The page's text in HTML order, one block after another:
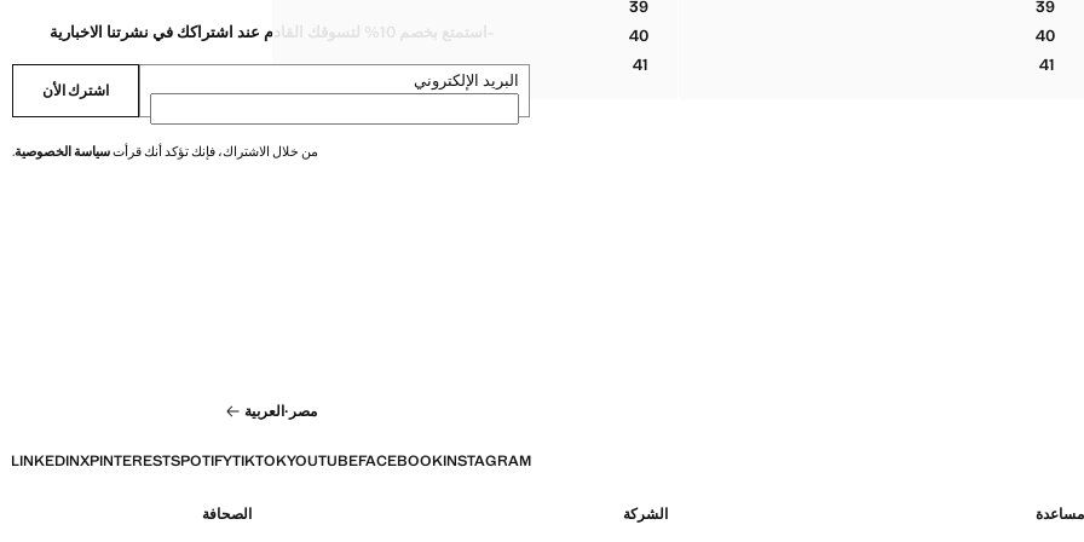
39حذاء جلدي يصل إلى الكاحل مع كعب هامشي
40حذاء جلدي يصل إلى الكاحل مع كعب هامشي
41حذاء جلدي يصل إلى الكاحل مع كعب هامشي
39صندل بأشرطة معدنية
40صندل بأشرطة معدنية
41صندل بأشرطة معدنية
-استمتع بخصم 10% لتسوقك القادم عند اشتراكك في نشرتنا الاخبارية
البريد الإلكتروني اشترك الأن
من خلال الاشتراك، فإنك تؤكد أنك قرأتسياسة الخصوصية.
مصر ·العربية
INSTAGRAM
FACEBOOK
YOUTUBE
TIKTOK
SPOTIFY
PINTEREST
X
LINKEDIN
مساعدة الشركة الصحافة